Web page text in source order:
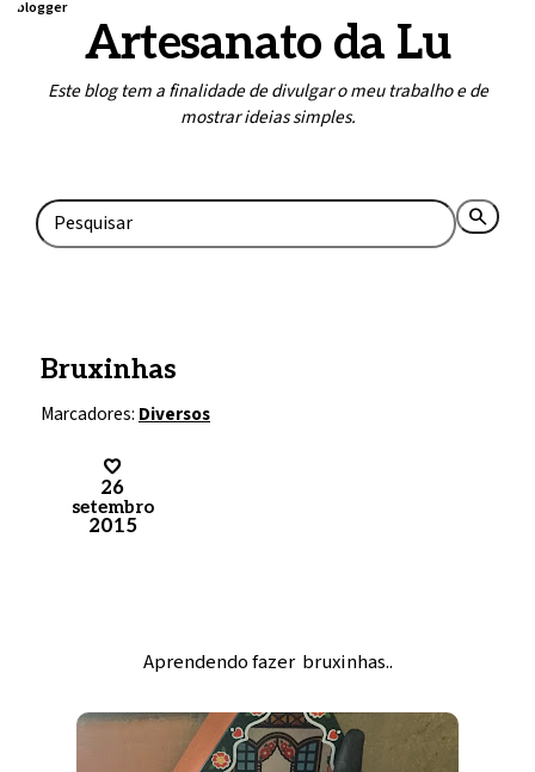
blogger
Artesanato da Lu
Este blog tem a finalidade de divulgar o meu trabalho e de
mostrar ideias simples.
search
Bruxinhas
Marcadores: Diversos
26
setembro
2015
Aprendendo fazer bruxinhas..